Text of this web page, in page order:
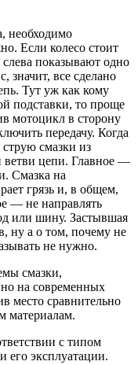
необходимо
Если колесо стоит
показывают одно
значит, все сделано
Тут уж как кому
подставки, то проще
мотоцикл в сторону
передачу. Когда
смазки из
ветви цепи. Главное —
Смазка на
грязь и, в общем,
— не направлять
или шину. Застывшая
ну а о том, почему не
не нужно.
смазки,
на современных
место сравнительно
материалам.
с типом
эксплуатации.